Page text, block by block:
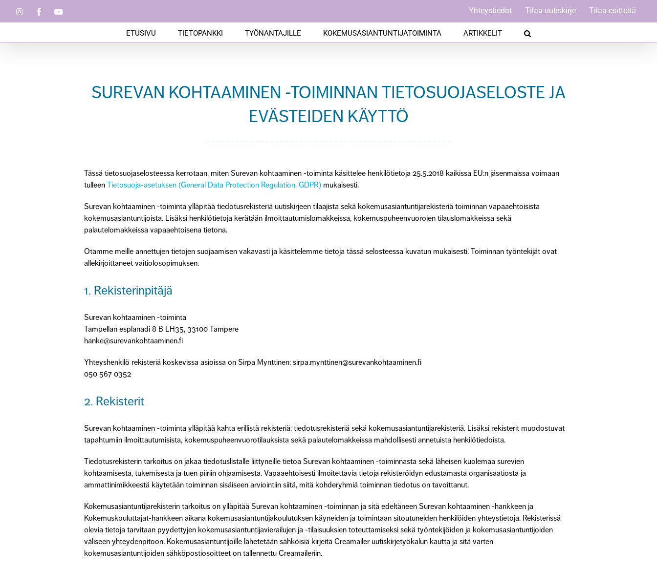
InstagramFacebook Yhteystiedot Tilaa uutiskirje Tilaa esitteitä
ETUSIVU TIETOPANKKI TYÖNANTAJILLE KOKEMUSASIANTUNTIJATOIMINTA ARTIKKELIT
SUREVAN KOHTAAMINEN -TOIMINNAN TIETOSUOJASELOSTE JA
EVÄSTEIDEN KÄYTTÖ
Tässä tietosuojaselosteessa kerrotaan, miten Surevan kohtaaminen -toiminta käsittelee henkilötietoja 25.5.2018 kaikissa EU:n jäsenmaissa voimaan
tulleen Tietosuoja-asetuksen (General Data Protection Regulation, GDPR) mukaisesti.
Surevan kohtaaminen -toiminta ylläpitää tiedotusrekisteriä uutiskirjeen tilaajista sekä kokemusasiantuntijarekisteriä toiminnan vapaaehtoisista
kokemusasiantuntijoista. Lisäksi henkilötietoja kerätään ilmoittautumislomakkeissa, kokemuspuheenvuorojen tilauslomakkeissa sekä
palautelomakkeissa vapaaehtoisena tietona.
Otamme meille annettujen tietojen suojaamisen vakavasti ja käsittelemme tietoja tässä selosteessa kuvatun mukaisesti. Toiminnan työntekijät ovat
allekirjoittaneet vaitiolosopimuksen.
1. Rekisterinpitäjä
Surevan kohtaaminen -toiminta
Tampellan esplanadi 8 B LH35, 33100 Tampere
hanke@surevankohtaaminen.fi
Yhteyshenkilö rekisteriä koskevissa asioissa on Sirpa Mynttinen: sirpa.mynttinen@surevankohtaaminen.fi
050 567 0352
2. Rekisterit
Surevan kohtaaminen -toiminta ylläpitää kahta erillistä rekisteriä: tiedotusrekisteriä sekä kokemusasiantuntijarekisteriä. Lisäksi rekisterit muodostuvat
tapahtumiin ilmoittautumisista, kokemuspuheenvuorotilauksista sekä palautelomakkeissa mahdollisesti annetuista henkilötiedoista.
Tiedotusrekisterin tarkoitus on jakaa tiedotuslistalle liittyneille tietoa Surevan kohtaaminen -toiminnasta sekä läheisen kuolemaa surevien
kohtaamisesta, tukemisesta ja tuen piiriin ohjaamisesta. Vapaaehtoisesti ilmoitettavia tietoja rekisteröidyn edustamasta organisaatiosta ja
ammattinimikkeestä käytetään toiminnan sisäiseen arviointiin siitä, mitä kohderyhmiä toiminnan tiedotus on tavoittanut.
Kokemusasiantuntijarekisterin tarkoitus on ylläpitää Surevan kohtaaminen -toiminnan ja sitä edeltäneen Surevan kohtaaminen -hankkeen ja
Kokemuskouluttajat-hankkeen aikana kokemusasiantuntijakoulutuksen käyneiden ja toimintaan sitoutuneiden henkilöiden yhteystietoja. Rekisterissä
olevia tietoja tarvitaan pyydettyjen kokemusasiantuntijavierailujen ja -tilaisuuksien toteuttamiseksi sekä työntekijöiden ja kokemusasiantuntijoiden
väliseen yhteydenpitoon. Kokemusasiantuntijoille lähetetään sähköisiä kirjeitä Creamailer uutiskirjetyökalun kautta ja sitä varten
kokemusasiantuntijoiden sähköpostiosoitteet on tallennettu Creamaileriin.